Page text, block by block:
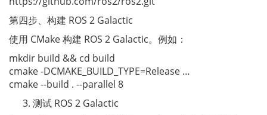
第四步、构建 ROS 2 Galactic
使用 CMake 构建 ROS 2 Galactic。例如：
mkdir build && cd build
cmake -DCMAKE_BUILD_TYPE=Release …
cmake --build . --parallel 8
测试 ROS 2 Galactic